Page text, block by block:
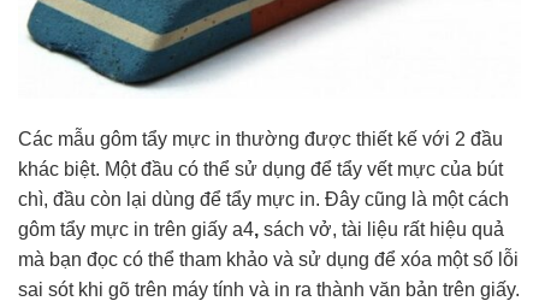
Các mẫu gôm tẩy mực in thường được thiết kế với 2 đầu
khác biệt. Một đầu có thể sử dụng để tẩy vết mực của bút
chì, đầu còn lại dùng để tẩy mực in. Đây cũng là một cách
gôm tẩy mực in trên giấy a4, sách vở, tài liệu rất hiệu quả
mà bạn đọc có thể tham khảo và sử dụng để xóa một số lỗi
sai sót khi gõ trên máy tính và in ra thành văn bản trên giấy.